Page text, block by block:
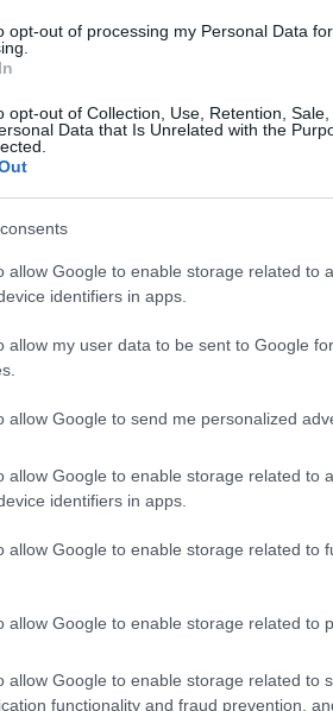
opt-out of processing my Personal Data
opt-out of Collection, Use, Retention,
Data that Is Unrelated with the
allow Google to enable storage related to
identifiers in apps.
allow my user data to be sent to Google
allow Google to send me personalized
allow Google to enable storage related to
identifiers in apps.
allow Google to enable storage related to
allow Google to enable storage related to
allow Google to enable storage related to
functionality and fraud prevention,
diversi ma affini: un
di un’associazione che
evento nazionale dedicato alla
una parte della stessa storia:
e di fornire strumenti
spazio per
offerta dal Consultorio
un luogo dedicato per le
, l’ostetricaPaola Gezziè
e informazioni sull’
specifici facilita l’accesso a
e promuove pratiche basate
Mancinelli 1, Milano. Per